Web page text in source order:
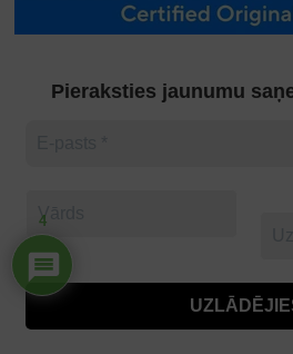
Pieraksties jaunumu
4